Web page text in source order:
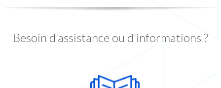
Besoin d'assistance ou d'informations ?